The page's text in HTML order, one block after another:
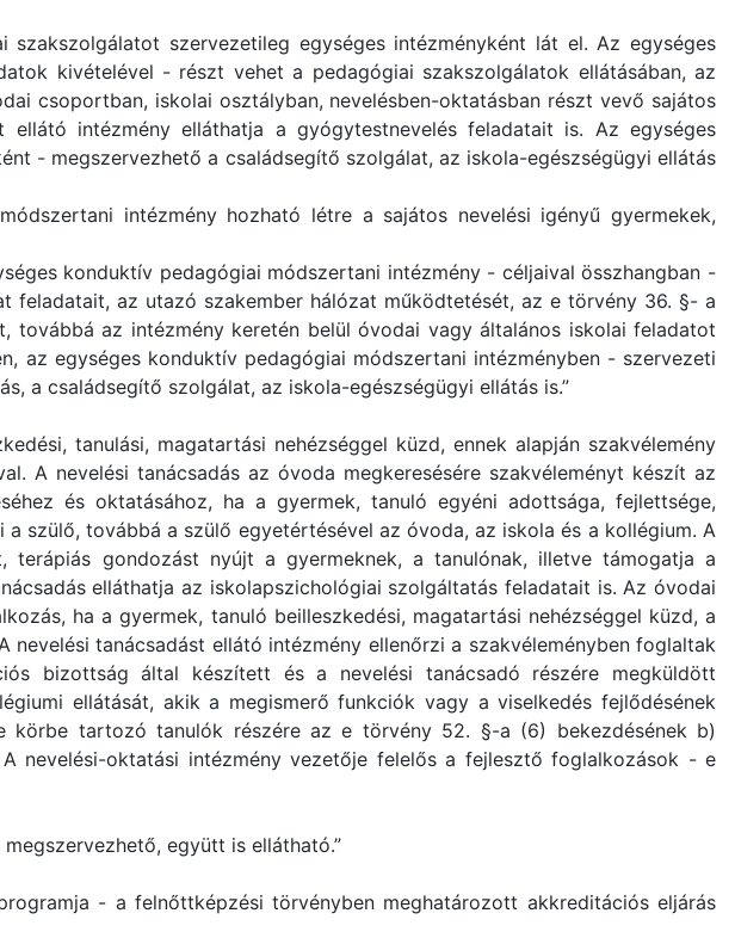
szervezetileg egységes intézményként lát el. Az egységes
kivételével - részt vehet a pedagógiai szakszolgálatok ellátásában, az
csoportban, iskolai osztályban, nevelésben-oktatásban részt vevő sajátos
ellátó intézmény elláthatja a gyógytestnevelés feladatait is. Az egységes
- megszervezhető a családsegítő szolgálat, az iskola-egészségügyi ellátás
intézmény hozható létre a sajátos nevelési igényű gyermekek,
konduktív pedagógiai módszertani intézmény - céljaival összhangban -
az utazó szakember hálózat működtetését, az e törvény 36. §- a
az intézmény keretén belül óvodai vagy általános iskolai feladatot
az egységes konduktív pedagógiai módszertani intézményben - szervezeti
a családsegítő szolgálat, az iskola-egészségügyi ellátás is.”
tanulási, magatartási nehézséggel küzd, ennek alapján szakvélemény
A nevelési tanácsadás az óvoda megkeresésére szakvéleményt készít az
és oktatásához, ha a gyermek, tanuló egyéni adottsága, fejlettsége,
szülő, továbbá a szülő egyetértésével az óvoda, az iskola és a kollégium. A
terápiás gondozást nyújt a gyermeknek, a tanulónak, illetve támogatja a
elláthatja az iskolapszichológiai szolgáltatás feladatait is. Az óvodai
ha a gyermek, tanuló beilleszkedési, magatartási nehézséggel küzd, a
tanácsadást ellátó intézmény ellenőrzi a szakvéleményben foglaltak
bizottság által készített és a nevelési tanácsadó részére megküldött
ellátását, akik a megismerő funkciók vagy a viselkedés fejlődésének
körbe tartozó tanulók részére az e törvény 52. §-a (6) bekezdésének b)
nevelési-oktatási intézmény vezetője felelős a fejlesztő foglalkozások - e
együtt is ellátható.”
- a felnőttképzési törvényben meghatározott akkreditációs eljárás